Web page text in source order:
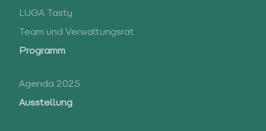
LUGA Tasty
Team und Verwaltungsrat
Programm
Agenda 2025
Ausstellung